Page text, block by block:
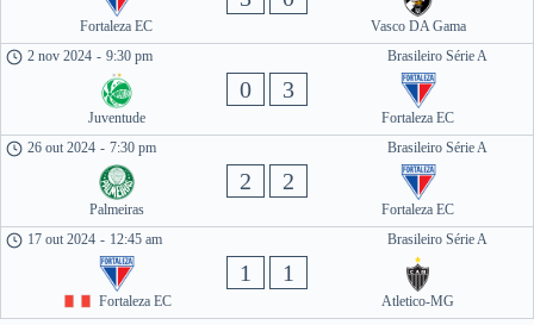
Fortaleza EC
Vasco DA Gama
Brasileiro Série A
2 nov 2024 - 9:30 pm
Juventude
0 3
Fortaleza EC
Brasileiro Série A
26 out 2024 - 7:30 pm
Palmeiras
2 2
Fortaleza EC
Brasileiro Série A
17 out 2024 - 12:45 am
Fortaleza EC
1 1
Atletico-MG